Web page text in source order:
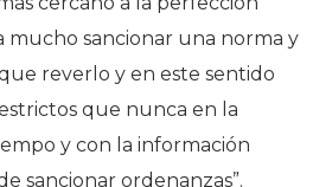
mucho sancionar una norma y
reverlo y en este sentido
que nunca en la
y con la información
sancionar ordenanzas”.